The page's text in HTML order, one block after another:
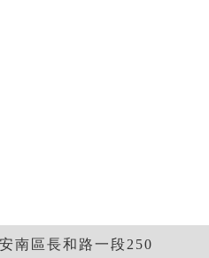
南區長和路一段250